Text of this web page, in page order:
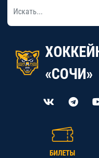
«СОЧИ»
БИЛЕТЫ